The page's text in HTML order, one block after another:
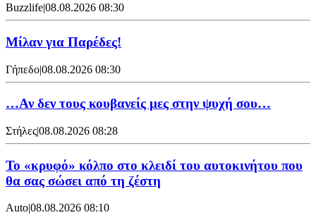
Buzzlife|08.08.2026 08:30
Μίλαν για Παρέδες!
Γήπεδο|08.08.2026 08:30
…Αν δεν τους κουβανείς μες στην ψυχή σου…
Στήλες|08.08.2026 08:28
Το «κρυφό» κόλπο στο κλειδί του αυτοκινήτου που
θα σας σώσει από τη ζέστη
Auto|08.08.2026 08:10